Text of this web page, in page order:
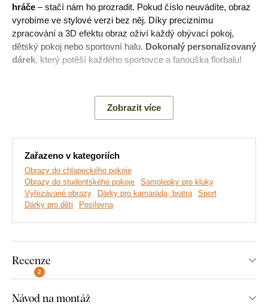
hráče – stačí nám ho prozradit. Pokud číslo neuvádíte, obraz
vyrobíme ve stylové verzi bez něj. Díky preciznímu
zpracování a 3D efektu obraz oživí každý obývací pokoj,
dětský pokoj nebo sportovní halu. Dokonalý personalizovaný
dárek, který potěší každého sportovce a fanouška florbalu!
Hlavní výhody produktu:
Ideální dekorace do dětského pokoje
Jednoduchá montáž na zeď
Ekologická výroba ze dřeva
Na výběr mnoho dekorů
Montáž, kterou zvládne každý:
Instalace dekorace je opravdu snadná :) Pro zavěšení
Zobrazit více
Zařazeno v kategoriích
Obrazy do chlapeckého pokoje
Obrazy do studentského pokoje
Samolepky pro kluky
Vyřezávané obrazy
Dárky pro kamaráda, bratra
Sport
Dárky pro děti
Posilovna
Recenze
2
Návod na montáž